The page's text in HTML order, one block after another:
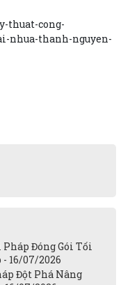
thuat-cong-
nhua-thanh-nguyen-
Pháp Đóng Gói Tối
16/07/2026
Đột Phá Nâng